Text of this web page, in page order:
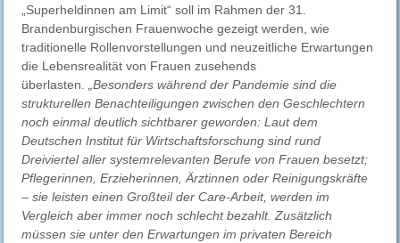
„Superheldinnen am Limit“ soll im Rahmen der 31.
Brandenburgischen Frauenwoche gezeigt werden, wie
traditionelle Rollenvorstellungen und neuzeitliche Erwartungen
die Lebensrealität von Frauen zusehends
überlasten. „Besonders während der Pandemie sind die
strukturellen Benachteiligungen zwischen den Geschlechtern
noch einmal deutlich sichtbarer geworden: Laut dem
Deutschen Institut für Wirtschaftsforschung sind rund
Dreiviertel aller systemrelevanten Berufe von Frauen besetzt;
Pflegerinnen, Erzieherinnen, Ärztinnen oder Reinigungskräfte
– sie leisten einen Großteil der Care-Arbeit, werden im
Vergleich aber immer noch schlecht bezahlt. Zusätzlich
müssen sie unter den Erwartungen im privaten Bereich